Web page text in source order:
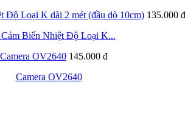
135.000 đ
Biến Nhiệt Độ Loại K...
145.000 đ
Camera OV2640